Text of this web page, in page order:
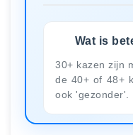
Wat is
30+ kazen zijn
de 40+ of 48+
ook 'gezonder'.